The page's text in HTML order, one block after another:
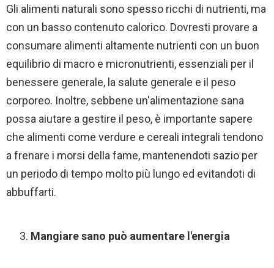
Gli alimenti naturali sono spesso ricchi di nutrienti, ma
con un basso contenuto calorico. Dovresti provare a
consumare alimenti altamente nutrienti con un buon
equilibrio di macro e micronutrienti, essenziali per il
benessere generale, la salute generale e il peso
corporeo. Inoltre, sebbene un'alimentazione sana
possa aiutare a gestire il peso, è importante sapere
che alimenti come verdure e cereali integrali tendono
a frenare i morsi della fame, mantenendoti sazio per
un periodo di tempo molto più lungo ed evitandoti di
abbuffarti.
Mangiare sano può aumentare l'energia